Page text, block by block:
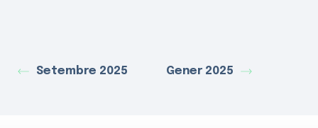
Setembre 2025 Gener 2025